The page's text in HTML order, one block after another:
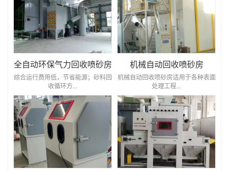
全自动环保气力回收喷砂房
综合运行费用低，节省能源；砂料回
收循环方...
机械自动回收喷砂房
机械自动回收喷砂房适用于各种表面
处理工程...